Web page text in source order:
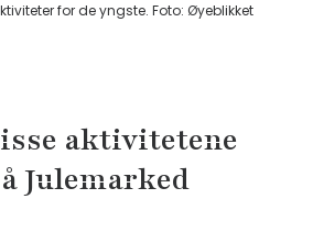
for de yngste. Foto: Øyeblikket
aktivitetene
Julemarked